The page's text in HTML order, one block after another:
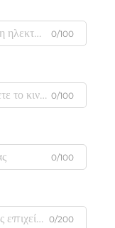
0/100
0/100
0/100
0/200